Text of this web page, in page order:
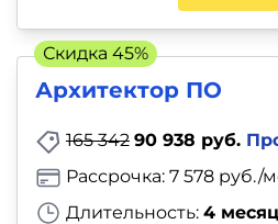
Архитектор ПО
165 342 90 938 руб.
Длительность: 4
Рассрочка: 7 578 руб./
Скидка 45%